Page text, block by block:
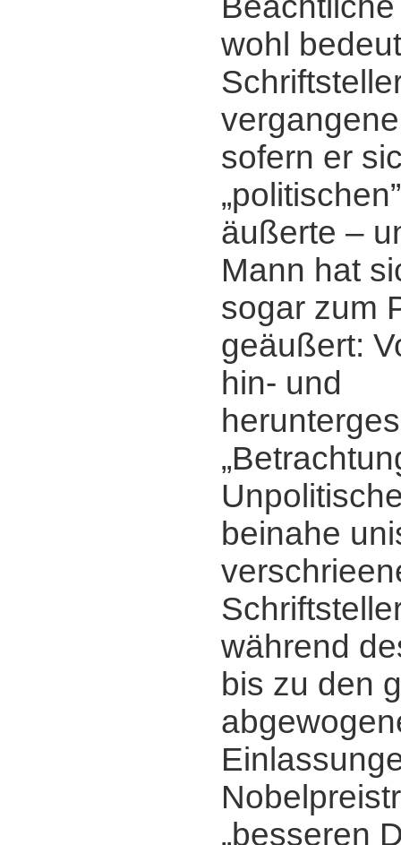
wohl
sofern er
äußerte ‒
Mann hat
sogar zum
geäußert:
hin- und
beinahe
während
bis zu den
„besseren